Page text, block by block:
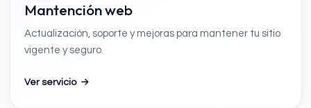
Mantención web
Actualización, soporte y mejoras para mantener tu sitio
vigente y seguro.
Ver servicio